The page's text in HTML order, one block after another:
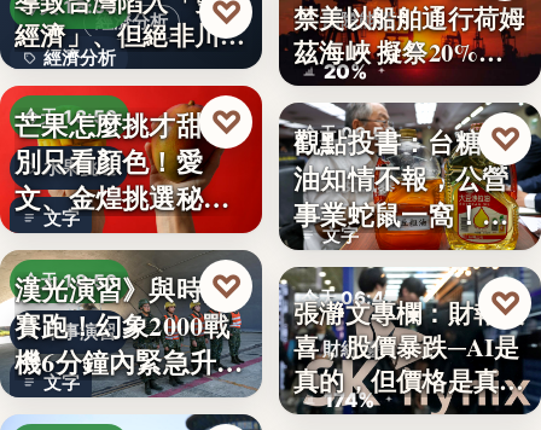
經濟分析
今天 18:54
經濟分析
40%
經濟」、但絕非川普
所…
♡
今天 18:53
水果挑選
文字
芒果怎麼挑才甜？
別只看顏色！愛
文、金煌挑選秘訣
曝光，買回…
♡
今天 18:53
軍事演習
文字
漢光演習》與時間
賽跑！幻象2000戰
機6分鐘內緊急升
空…
♡
國際能源
20%
禁美以船舶通行荷姆
茲海峽 擬祭20%
貨…
今天 06:50
食安風暴
文字
觀點投書：台糖毒
油知情不報，公營
事業蛇鼠一窩！人
民何堪？
♡
今天 06:47
財經趨勢
174%
張瀞文專欄：財報報
喜，股價暴跌─AI是
真的，但價格是真
的…
♡